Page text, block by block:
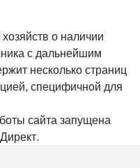
о наличии
с дальнейшим
несколько страниц
специфичной для
сайта запущена